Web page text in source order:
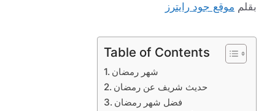
بقلم موقع جود رايترز
Table of Contents
شهر رمضان
حديث شريف عن رمضان
فضل شهر رمضان